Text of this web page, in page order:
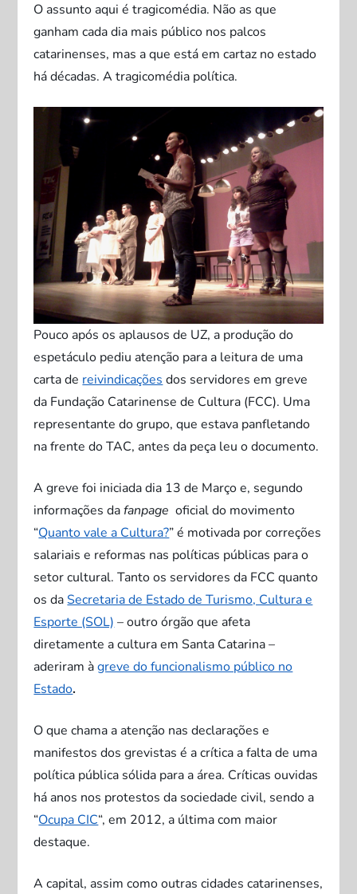
O assunto aqui é tragicomédia. Não as que
ganham cada dia mais público nos palcos
catarinenses, mas a que está em cartaz no estado
há décadas. A tragicomédia política.
Pouco após os aplausos de UZ, a produção do
espetáculo pediu atenção para a leitura de uma
carta de reivindicações dos servidores em greve
da Fundação Catarinense de Cultura (FCC). Uma
representante do grupo, que estava panfletando
na frente do TAC, antes da peça leu o documento.
A greve foi iniciada dia 13 de Março e, segundo
informações dafanpage oficial do movimento
“Quanto vale a Cultura?” é motivada por correções
salariais e reformas nas políticas públicas para o
setor cultural. Tanto os servidores da FCC quanto
os daSecretaria de Estado de Turismo, Cultura e
Esporte (SOL) – outro órgão que afeta
diretamente a cultura em Santa Catarina –
aderiram àgreve do funcionalismo público no
Estado.
O que chama a atenção nas declarações e
manifestos dos grevistas é a crítica a falta de uma
política pública sólida para a área. Críticas ouvidas
há anos nos protestos da sociedade civil, sendo a
“Ocupa CIC“, em 2012, a última com maior
destaque.
A capital, assim como outras cidades catarinenses,